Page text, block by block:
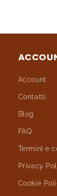
Account
Contatti
Blog
FAQ
Termini e
Privacy
Cookie